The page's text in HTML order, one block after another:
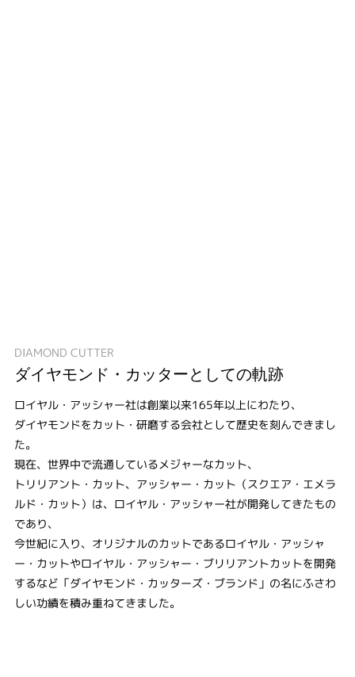
DIAMOND CUTTER
ダイヤモンド・カッターとしての軌跡
ロイヤル・アッシャー社は創業以来165年以上にわたり、
ダイヤモンドをカット・研磨する会社として歴史を刻んできまし
た。
現在、世界中で流通しているメジャーなカット、
トリリアント・カット、アッシャー・カット（スクエア・エメラ
ルド・カット）は、ロイヤル・アッシャー社が開発してきたもの
であり、
今世紀に入り、オリジナルのカットであるロイヤル・アッシャ
ー・カットやロイヤル・アッシャー・ブリリアントカットを開発
するなど「ダイヤモンド・カッターズ・ブランド」の名にふさわ
しい功績を積み重ねてきました。